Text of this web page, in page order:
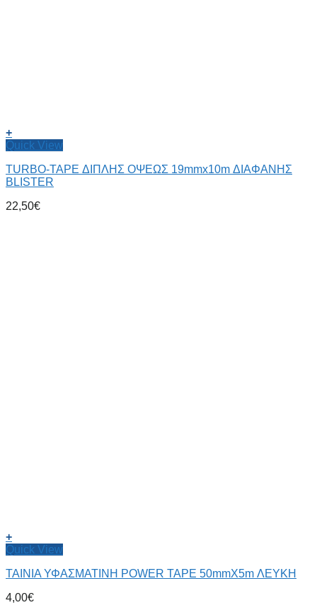
+
Quick View
TURBO-TAPE ΔΙΠΛΗΣ ΟΨΕΩΣ 19mmx10m ΔΙΑΦΑΝΗΣ
BLISTER
22,50€
+
Quick View
ΤΑΙΝΙΑ ΥΦΑΣΜΑΤΙΝΗ POWER TAPE 50mmX5m ΛΕΥΚΗ
4,00€